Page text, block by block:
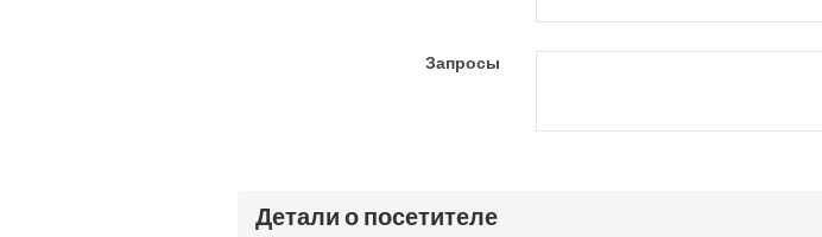
Запросы
Детали о посетителе